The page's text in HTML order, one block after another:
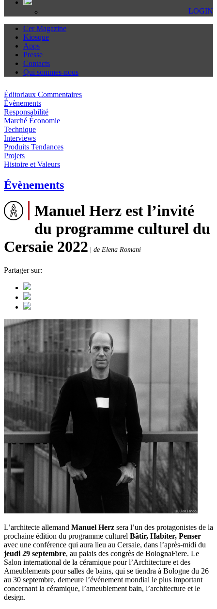
LOGIN
Cer Magazine
Kiosque
Apps
Presse
Contacts
Qui sommes-nous
Éditoriaux Commentaires
Évènements
Responsabilité
Marché Économie
Technique
Interviews
Produits Tendances
Projets
Histoire et Valeurs
Évènements
Manuel Herz est l’invité
du programme culturel du
Cersaie 2022
de Elena Romani
Partager sur:
L’architecte allemand Manuel Herz sera l’un des protagonistes de la
prochaine édition du programme culturel Bâtir, Habiter, Penser
avec une conférence qui aura lieu au Cersaie, dans l’après-midi du
jeudi 29 septembre, au palais des congrès de BolognaFiere. Le
Salon international de la céramique pour l’Architecture et des
Ameublements pour salles de bains, qui se tiendra à Bologne du 26
au 30 septembre, demeure l’événement mondial le plus important
concernant la céramique, l’ameublement bain, l’architecture et le
design.